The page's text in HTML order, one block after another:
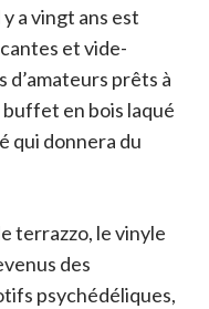
a vingt ans est
et vide-
prêts à
en bois laqué
qui donnera du
terrazzo, le vinyle
des
psychédéliques,